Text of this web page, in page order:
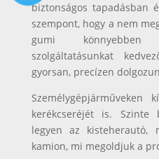
biztonságos tapadásban
szempont, hogy a nem
gumi könnyebben
szolgáltatásunkat
gyorsan, precízen
kerékcseréjét is. Szinte
legyen az kisteherautó,
kamion, mi megoldjuk a